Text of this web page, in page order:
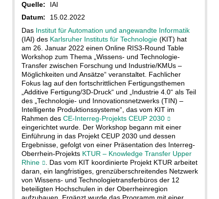
Quelle:
IAI
Datum:
15.02.2022
Das Institut für Automation und angewandte Informatik
(IAI) des Karlsruher Instituts für Technologie(KIT) hat
am 26. Januar 2022 einen Online RIS3-Round Table
Workshop zum Thema „Wissens- und Technologie-
Transfer zwischen Forschung und Industrie/KMUs –
Möglichkeiten und Ansätze“ veranstaltet. Fachlicher
Fokus lag auf den fortschrittlichen Fertigungsthemen
„Additive Fertigung/3D-Druck“ und „Industrie 4.0“ als Teil
des „Technologie- und Innovationsnetzwerks (TIN) –
Intelligente Produktionssysteme“, das vom KIT im
Rahmen des CE-Interreg-Projekts CEUP 2030
eingerichtet wurde. Der Workshop begann mit einer
Einführung in das Projekt CEUP 2030 und dessen
Ergebnisse, gefolgt von einer Präsentation des Interreg-
Oberrhein-Projekts KTUR – Knowledge Transfer Upper
Rhine
. Das vom KIT koordinierte Projekt KTUR arbeitet
daran, ein langfristiges, grenzüberschreitendes Netzwerk
von Wissens- und Technologietransferbüros der 12
beteiligten Hochschulen in der Oberrheinregion
aufzubauen. Ergänzt wurde das Programm mit einer